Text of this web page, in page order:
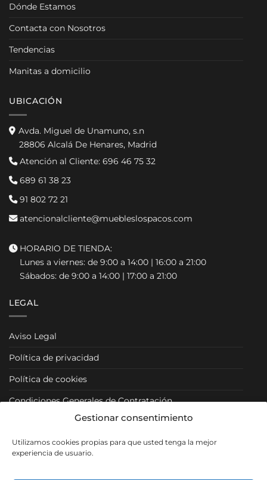
Gestionar consentimiento
Utilizamos cookies propias para que usted tenga la mejor
experiencia de usuario.
Dónde Estamos
Contacta con Nosotros
Tendencias
Manitas a domicilio
UBICACIÓN
Avda. Miguel de Unamuno, s.n
28806 Alcalá De Henares, Madrid
Atención al Cliente: 696 46 75 32
689 61 38 23
91 802 72 21
atencionalcliente@muebleslospacos.com
HORARIO DE TIENDA:
Lunes a viernes: de 9:00 a 14:00 | 16:00 a 21:00
Sábados: de 9:00 a 14:00 | 17:00 a 21:00
LEGAL
Aviso Legal
Política de privacidad
Política de cookies
Condiciones Generales de Contratación
Condiciones Particulares
Política de Venta y Cancelación/Devolución